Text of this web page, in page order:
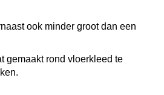
ook minder groot dan een
gemaakt rond vloerkleed te